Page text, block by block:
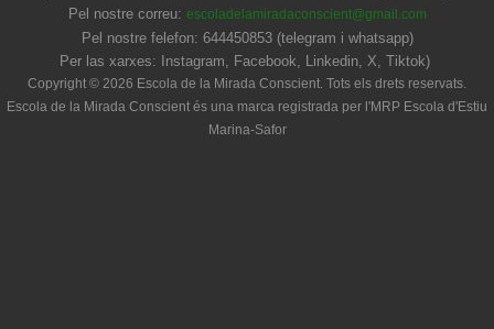
Pel nostre correu: escoladelamiradaconscient@gmail.com
Pel nostre felefon: 644450853 (telegram i whatsapp)
Per las xarxes: Instagram, Facebook, Linkedin, X, Tiktok)
Copyright © 2026 Escola de la Mirada Conscient. Tots els drets reservats.
Escola de la Mirada Conscient és una marca registrada per l'MRP Escola d'Estiu
Marina-Safor